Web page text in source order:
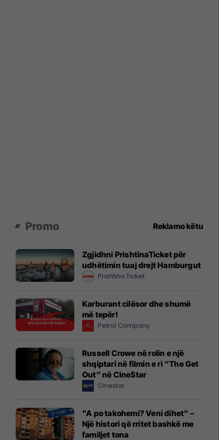
Promo Reklamo këtu
Zgjidhni PrishtinaTicket për
udhëtimin tuaj drejt Hamburgut
Prishtina Ticket
Karburant cilësor dhe shumë
më tepër!
Petrol Company
Russell Crowe në rolin e një
shqiptari në filmin e ri “The Get
Out” në CineStar
Cinestar
"A po takohemi? Veni dihet" –
Një histori që rritet bashkë me
familjet tona